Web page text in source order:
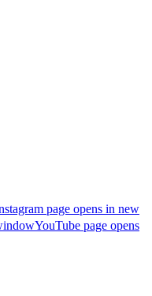
page opens in new
YouTube page opens